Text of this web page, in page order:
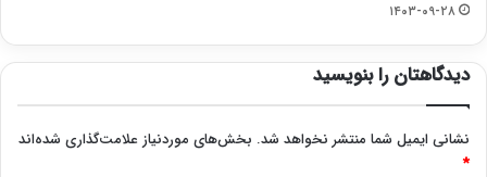
۱۴۰۳-۰۹-۲۸
دیدگاهتان را بنویسید
نشانی ایمیل شما منتشر نخواهد شد. بخش‌های موردنیاز علامت‌گذاری شده‌اند
*